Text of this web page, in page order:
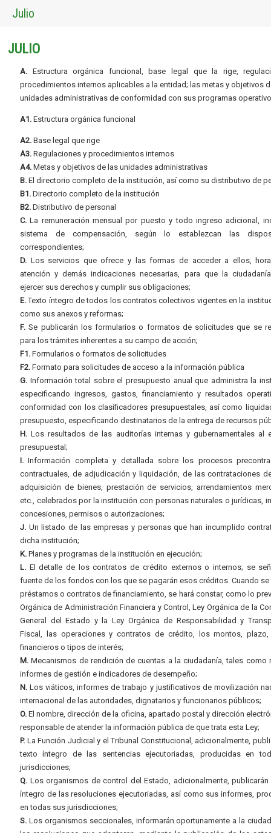
Julio
JULIO
A. Estructura orgánica funcional, base legal que la rige,
procedimientos internos aplicables a la entidad; las metas y objetivos
unidades administrativas de conformidad con sus programas
A1. Estructura orgánica funcional
A2. Base legal que rige
A3. Regulaciones y procedimientos internos
A4. Metas y objetivos de las unidades administrativas
B. El directorio completo de la institución, así como su distributivo de
B1. Directorio completo de la institución
B2. Distributivo de personal
C. La remuneración mensual por puesto y todo ingreso adicional,
sistema de compensación, según lo establezcan las
correspondientes;
D. Los servicios que ofrece y las formas de acceder a ellos,
atención y demás indicaciones necesarias, para que la
ejercer sus derechos y cumplir sus obligaciones;
E.Texto íntegro de todos los contratos colectivos vigentes en la
como sus anexos y reformas;
F. Se publicarán los formularios o formatos de solicitudes que se
para los trámites inherentes a su campo de acción;
F1. Formularios o formatos de solicitudes
F2. Formato para solicitudes de acceso a la información pública
G. Información total sobre el presupuesto anual que administra la
especificando ingresos, gastos, financiamiento y resultados
conformidad con los clasificadores presupuestales, así como
presupuesto, especificando destinatarios de la entrega de recursos
H. Los resultados de las auditorías internas y gubernamentales al
presupuestal;
I. Información completa y detallada sobre los procesos
contractuales, de adjudicación y liquidación, de las contrataciones
adquisición de bienes, prestación de servicios, arrendamientos
etc., celebrados por la institución con personas naturales o jurídicas,
concesiones, permisos o autorizaciones;
J. Un listado de las empresas y personas que han incumplido
dicha institución;
K. Planes y programas de la institución en ejecución;
L. El detalle de los contratos de crédito externos o internos; se
fuente de los fondos con los que se pagarán esos créditos. Cuando se
préstamos o contratos de financiamiento, se hará constar, como lo
Orgánica de Administración Financiera y Control, Ley Orgánica de la
General del Estado y la Ley Orgánica de Responsabilidad y
Fiscal, las operaciones y contratos de crédito, los montos,
financieros o tipos de interés;
M. Mecanismos de rendición de cuentas a la ciudadanía, tales como
informes de gestión e indicadores de desempeño;
N. Los viáticos, informes de trabajo y justificativos de movilización
internacional de las autoridades, dignatarios y funcionarios públicos;
O. El nombre, dirección de la oficina, apartado postal y dirección
responsable de atender la información pública de que trata esta Ley;
P. La Función Judicial y el Tribunal Constitucional, adicionalmente,
texto íntegro de las sentencias ejecutoriadas, producidas en
jurisdicciones;
Q. Los organismos de control del Estado, adicionalmente, publicarán
íntegro de las resoluciones ejecutoriadas, así como sus informes,
en todas sus jurisdicciones;
S. Los organismos seccionales, informarán oportunamente a la